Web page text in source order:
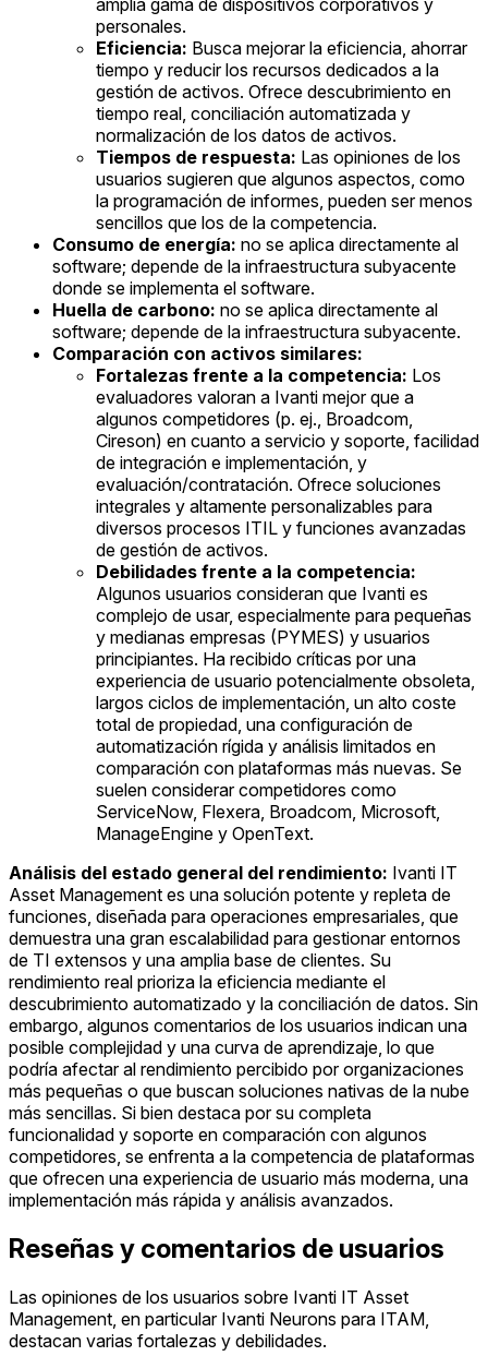
amplia gama de dispositivos corporativos y
personales.
Eficiencia: Busca mejorar la eficiencia, ahorrar
tiempo y reducir los recursos dedicados a la
gestión de activos. Ofrece descubrimiento en
tiempo real, conciliación automatizada y
normalización de los datos de activos.
Tiempos de respuesta: Las opiniones de los
usuarios sugieren que algunos aspectos, como
la programación de informes, pueden ser menos
sencillos que los de la competencia.
Consumo de energía: no se aplica directamente al
software; depende de la infraestructura subyacente
donde se implementa el software.
Huella de carbono: no se aplica directamente al
software; depende de la infraestructura subyacente.
Comparación con activos similares:
Fortalezas frente a la competencia: Los
evaluadores valoran a Ivanti mejor que a
algunos competidores (p. ej., Broadcom,
Cireson) en cuanto a servicio y soporte, facilidad
de integración e implementación, y
evaluación/contratación. Ofrece soluciones
integrales y altamente personalizables para
diversos procesos ITIL y funciones avanzadas
de gestión de activos.
Debilidades frente a la competencia:
Algunos usuarios consideran que Ivanti es
complejo de usar, especialmente para pequeñas
y medianas empresas (PYMES) y usuarios
principiantes. Ha recibido críticas por una
experiencia de usuario potencialmente obsoleta,
largos ciclos de implementación, un alto coste
total de propiedad, una configuración de
automatización rígida y análisis limitados en
comparación con plataformas más nuevas. Se
suelen considerar competidores como
ServiceNow, Flexera, Broadcom, Microsoft,
ManageEngine y OpenText.
Análisis del estado general del rendimiento: Ivanti IT
Asset Management es una solución potente y repleta de
funciones, diseñada para operaciones empresariales, que
demuestra una gran escalabilidad para gestionar entornos
de TI extensos y una amplia base de clientes. Su
rendimiento real prioriza la eficiencia mediante el
descubrimiento automatizado y la conciliación de datos. Sin
embargo, algunos comentarios de los usuarios indican una
posible complejidad y una curva de aprendizaje, lo que
podría afectar al rendimiento percibido por organizaciones
más pequeñas o que buscan soluciones nativas de la nube
más sencillas. Si bien destaca por su completa
funcionalidad y soporte en comparación con algunos
competidores, se enfrenta a la competencia de plataformas
que ofrecen una experiencia de usuario más moderna, una
implementación más rápida y análisis avanzados.
Reseñas y comentarios de usuarios
Las opiniones de los usuarios sobre Ivanti IT Asset
Management, en particular Ivanti Neurons para ITAM,
destacan varias fortalezas y debilidades.